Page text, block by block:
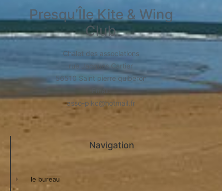
Presqu’Île Kite & Wing
Club
Chalet des associations
rue Jacques Cartier
56510 Saint pierre quiberon
​Email:
asso-pikc@hotmail.fr
Navigation
le bureau